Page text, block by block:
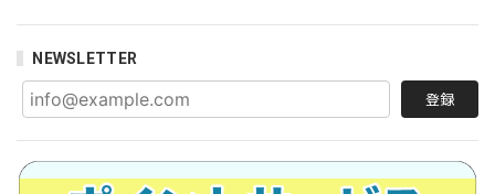
NEWSLETTER
登録